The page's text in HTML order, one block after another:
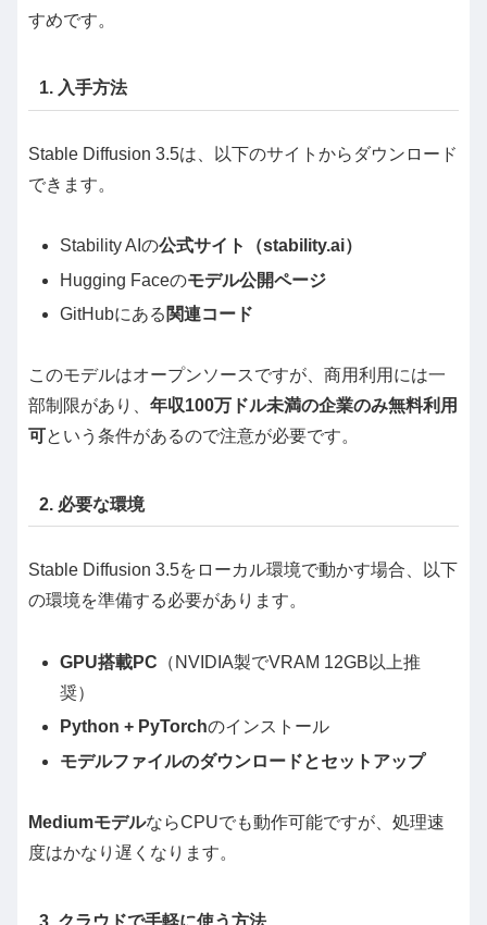
すめです。
1. 入手方法
Stable Diffusion 3.5は、以下のサイトからダウンロード
できます。
Stability AIの公式サイト（stability.ai）
Hugging Faceのモデル公開ページ
GitHubにある 関連コード
このモデルはオープンソースですが、商用利用には一
部制限があり、 年収100万ドル未満の企業のみ無料利用
可 という条件があるので注意が必要です。
2. 必要な環境
Stable Diffusion 3.5をローカル環境で動かす場合、以下
の環境を準備する必要があります。
GPU搭載PC （NVIDIA製でVRAM 12GB以上推
奨）
Python + PyTorchのインストール
モデルファイルのダウンロードとセットアップ
MediumモデルならCPUでも動作可能ですが、処理速
度はかなり遅くなります。
3. クラウドで手軽に使う方法